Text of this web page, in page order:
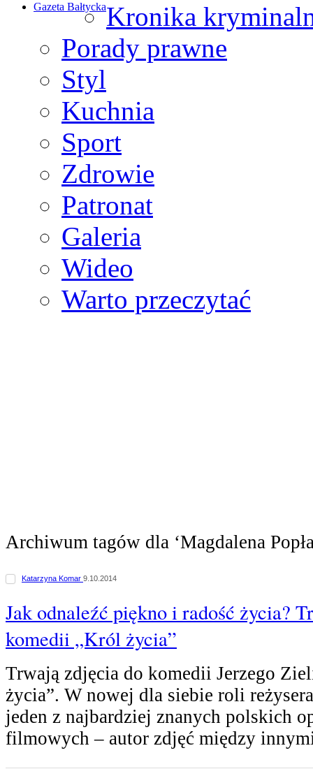
Gazeta BałtyckaKronika
Porady prawne
Styl
Kuchnia
Sport
Zdrowie
Patronat
Galeria
Wideo
Warto przeczytać
Archiwum tagów dla ‘Magdalena
Katarzyna Komar 9.10.2014
Jak odnaleźć piękno i radość życia?
komedii „Król życia”
Trwają zdjęcia do komedii Jerzego
życia”. W nowej dla siebie roli
jeden z najbardziej znanych polskich
filmowych – autor zdjęć między